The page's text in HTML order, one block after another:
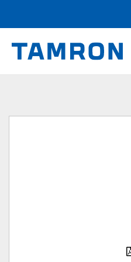
contenido